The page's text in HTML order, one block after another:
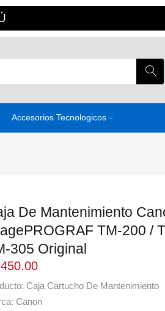
Accesorios Tecnologicos
De Mantenimiento
TM-200 /
305 Original
450.00
Caja Cartucho De Mantenimiento
Canon